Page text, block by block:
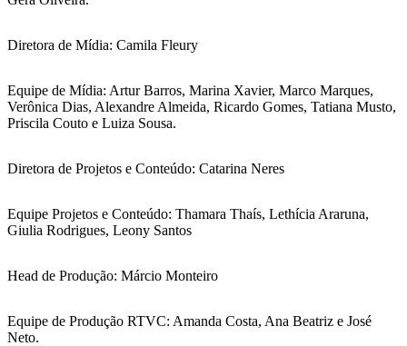
Diretora de Mídia: Camila Fleury
Equipe de Mídia: Artur Barros, Marina Xavier, Marco Marques,
Verônica Dias, Alexandre Almeida, Ricardo Gomes, Tatiana Musto,
Priscila Couto e Luiza Sousa.
Diretora de Projetos e Conteúdo: Catarina Neres
Equipe Projetos e Conteúdo: Thamara Thaís, Lethícia Araruna,
Giulia Rodrigues, Leony Santos
Head de Produção: Márcio Monteiro
Equipe de Produção RTVC: Amanda Costa, Ana Beatriz e José
Neto.